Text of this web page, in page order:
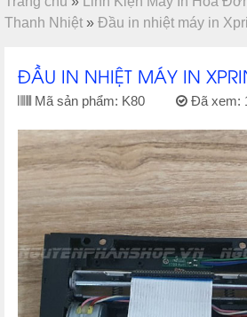
Thanh Nhiệt » Đầu in nhiệt máy in
ĐẦU IN NHIỆT MÁY IN
Mã sản phẩm: K80 Đã xem: